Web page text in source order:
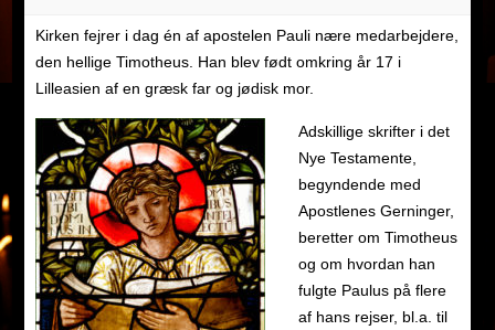
Kirken fejrer i dag én af apostelen Pauli nære medarbejdere,
den hellige Timotheus. Han blev født omkring år 17 i
Lilleasien af en græsk far og jødisk mor.
Adskillige skrifter i det
Nye Testamente,
begyndende med
Apostlenes Gerninger,
beretter om Timotheus
og om hvordan han
fulgte Paulus på flere
af hans rejser, bl.a. til